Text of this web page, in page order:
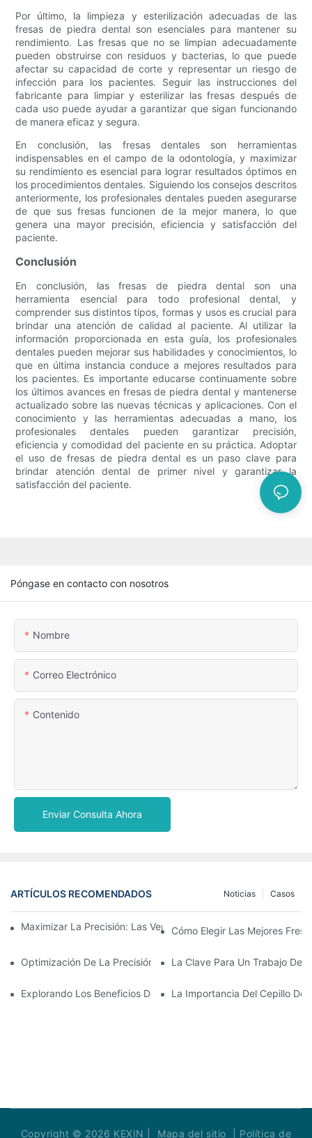
Por último, la limpieza y esterilización adecuadas de las
fresas de piedra dental son esenciales para mantener su
rendimiento. Las fresas que no se limpian adecuadamente
pueden obstruirse con residuos y bacterias, lo que puede
afectar su capacidad de corte y representar un riesgo de
infección para los pacientes. Seguir las instrucciones del
fabricante para limpiar y esterilizar las fresas después de
cada uso puede ayudar a garantizar que sigan funcionando
de manera eficaz y segura.
En conclusión, las fresas dentales son herramientas
indispensables en el campo de la odontología, y maximizar
su rendimiento es esencial para lograr resultados óptimos en
los procedimientos dentales. Siguiendo los consejos descritos
anteriormente, los profesionales dentales pueden asegurarse
de que sus fresas funcionen de la mejor manera, lo que
genera una mayor precisión, eficiencia y satisfacción del
paciente.
Conclusión
En conclusión, las fresas de piedra dental son una
herramienta esencial para todo profesional dental, y
comprender sus distintos tipos, formas y usos es crucial para
brindar una atención de calidad al paciente. Al utilizar la
información proporcionada en esta guía, los profesionales
dentales pueden mejorar sus habilidades y conocimientos, lo
que en última instancia conduce a mejores resultados para
los pacientes. Es importante educarse continuamente sobre
los últimos avances en fresas de piedra dental y mantenerse
actualizado sobre las nuevas técnicas y aplicaciones. Con el
conocimiento y las herramientas adecuadas a mano, los
profesionales dentales pueden garantizar precisión,
eficiencia y comodidad del paciente en su práctica. Adoptar
el uso de fresas de piedra dental es un paso clave para
brindar atención dental de primer nivel y garantizar la
satisfacción del paciente.
Póngase en contacto con nosotros
Nombre
Correo Electrónico
Contenido
Enviar Consulta Ahora
ARTÍCULOS RECOMENDADOS Casos
Noticias
Maximizar La Precisión: Las Ventajas De Usar Fresas De
Cómo Elegir Las Mejores
Optimización De La Precisión Y La Eficiencia Con Fresas CAD
La Clave Para Un Trabajo
Explorando Los Beneficios De Las Fresas Dentales En La
La Importancia Del Cepillo De
Copyright © 2026 KEXIN | Mapa del sitio Política de